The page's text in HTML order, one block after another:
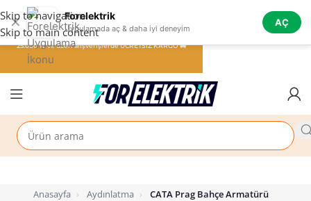
✕ Forelektrik
Uygulamada aç & daha iyi deneyim
AÇ
Skip to navigation
Skip to main content
Anasayfa › Aydınlatma ›
CATA Prag Bahçe Armatürü
25.000 TL ve üzeri alışverişlerde ÜCRETSİZ KARGO 🚚